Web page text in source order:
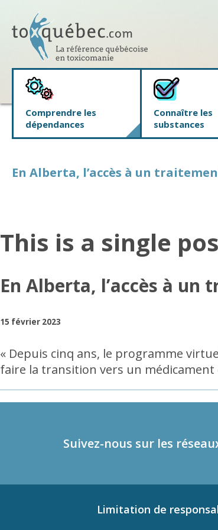
Comprendre les
dépendances
Connaître les
substances
En Alberta, l’accès à un
This is a single
En Alberta, l’accès à
15 février 2023
« Depuis cinq ans, le programme
faire la transition vers un
Suivez-nous sur les
Limitation de